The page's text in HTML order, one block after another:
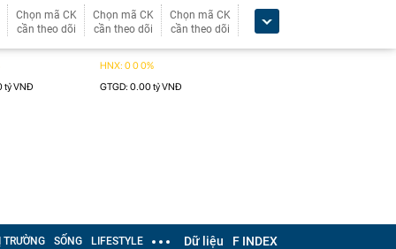
Chọn mã CK
cần theo dõi
Chọn mã CK
cần theo dõi
Chọn mã CK
cần theo dõi
TRƯỜNG SỐNG LIFESTYLE Dữ liệu F INDEX